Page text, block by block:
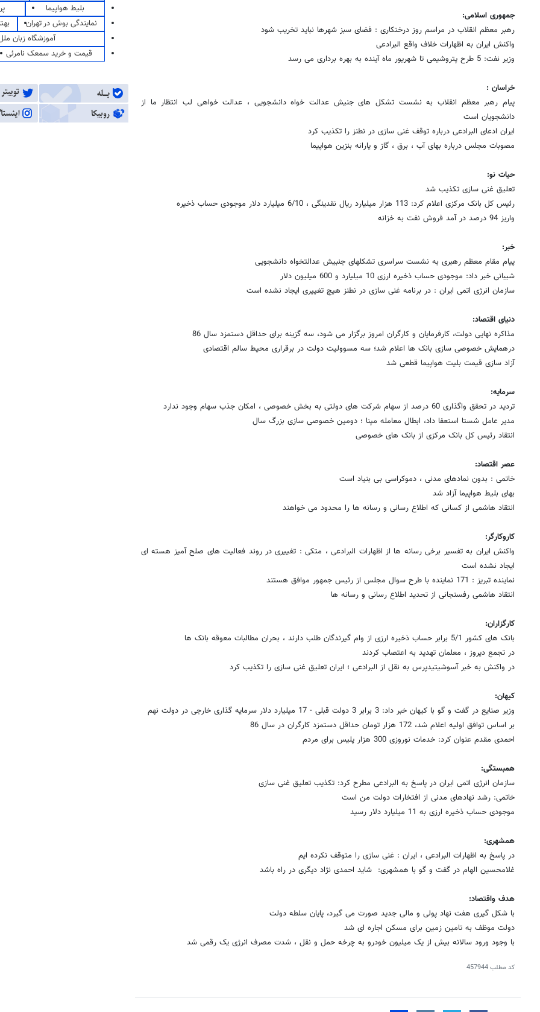
جمهوری اسلامی:
رهبر معظم انقلاب در مراسم روز درختکاری : فضای سبز شهرها نباید تخریب شود
واکنش ایران به اظهارات خلاف واقع البرادعی
وزیر نفت: 5 طرح پتروشیمی تا شهریور ماه آینده به بهره برداری می رسد
خراسان :
پیام رهبر معظم انقلاب به نشست تشکل های جنیش عدالت خواه دانشجویی ، عدالت خواهی لب انتظار ما از
دانشجویان است
ایران ادعای البرادعی درباره توقف غنی سازی در نطنز را تکذیب کرد
مصوبات مجلس درباره بهای آب ، برق ، گاز و یارانه بنزین هواپیما
حیات نو:
تعلیق غنی سازی تکذیب شد
رئیس کل بانک مرکزی اعلام کرد: 113 هزار میلیارد ریال نقدینگی ، 6/10 میلیارد دلار موجودی حساب ذخیره
واریز 94 درصد در آمد فروش نفت به خزانه
خبر:
پیام مقام معظم رهبری به نشست سراسری تشکلهای جنبیش عدالتخواه دانشجویی
شیبانی خبر داد: موجودی حساب ذخیره ارزی 10 میلیارد و 600 میلیون دلار
سازمان انرژی اتمی ایران : در برنامه غنی سازی در نطنز هیچ تغییری ایجاد نشده است
دنیای اقتصاد:
مذاکره نهایی دولت، کارفرمایان و کارگران امروز برگزار می شود، سه گزینه برای حداقل دستمزد سال 86
درهمایش خصوصی سازی بانک ها اعلام شد؛ سه مسوولیت دولت در برقراری محیط سالم اقتصادی
آزاد سازی قیمت بلیت هواپیما قطعی شد
سرمایه:
تردید در تحقق واگذاری 60 درصد از سهام شرکت های دولتی به بخش خصوصی ، امکان جذب سهام وجود ندارد
مدیر عامل شستا استعفا داد، ابطال معامله مپنا ؛ دومین خصوصی سازی بزرگ سال
انتقاد رئیس کل بانک مرکزی از بانک های خصوصی
عصر اقتصاد:
خاتمی : بدون نمادهای مدنی ، دموکراسی بی بنیاد است
بهای بلیط هواپیما آزاد شد
انتقاد هاشمی از کسانی که اطلاع رسانی و رسانه ها را محدود می خواهند
کاروکارگر:
واکنش ایران به تفسیر برخی رسانه ها از اظهارات البرادعی ، متکی : تغییری در روند فعالیت های صلح آمیز هسته ای
ایجاد نشده است
نماینده تبریز : 171 نماینده با طرح سوال مجلس از رئیس جمهور موافق هستند
انتقاد هاشمی رفسنجانی از تحدید اطلاع رسانی و رسانه ها
کارگزاران:
بانک های کشور 5/1 برابر حساب ذخیره ارزی از وام گیرندگان طلب دارند ، بحران مطالبات معوقه بانک ها
در تجمع دیروز ، معلمان تهدید به اعتصاب کردند
در واکنش به خبر آسوشیتیدپرس به نقل از البرادعی ؛ ایران تعلیق غنی سازی را تکذیب کرد
کیهان:
وزیر صنایع در گفت و گو با کیهان خبر داد: 3 برابر 3 دولت قبلی - 17 میلیارد دلار سرمایه گذاری خارجی در دولت نهم
بر اساس توافق اولیه اعلام شد، 172 هزار تومان حداقل دستمزد کارگران در سال 86
احمدی مقدم عنوان کرد: خدمات نوروزی 300 هزار پلیس برای مردم
همبستگی:
سازمان انرژی اتمی ایران در پاسخ به البرادعی مطرح کرد: تکذیب تعلیق غنی سازی
خاتمی: رشد نهادهای مدنی از افتخارات دولت من است
موجودی حساب ذخیره ارزی به 11 میلیارد دلار رسید
همشهری:
در پاسخ به اظهارات البرادعی ، ایران : غنی سازی را متوقف نکرده ایم
غلامحسین الهام در گفت و گو با همشهری: شاید احمدی نژاد دیگری در راه باشد
هدف واقتصاد:
با شکل گیری هفت نهاد پولی و مالی جدید صورت می گیرد، پایان سلطه دولت
دولت موظف به تامین زمین برای مسکن اجاره ای شد
با وجود ورود سالانه بیش از یک میلیون خودرو به چرخه حمل و نقل ، شدت مصرف انرژی یک رقمی شد
کد مطلب457944
بلیط هواپیما
نمایندگی بوش در تهران
آموزشگاه زبان
قیمت و خرید سمعک نامرئی